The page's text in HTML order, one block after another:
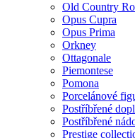
Old Country
Opus Cupra
Opus Prima
Orkney
Ottagonale
Piemontese
Pomona
Porcelánové
Postříbřené
Postříbřené
Prestige